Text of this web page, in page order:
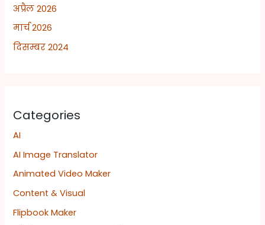
अप्रैल 2026
मार्च 2026
दिसम्बर 2024
Categories
AI
AI Image Translator
Animated Video Maker
Content & Visual
Flipbook Maker